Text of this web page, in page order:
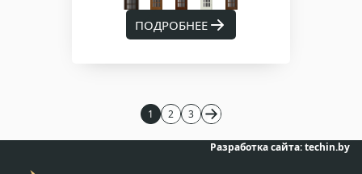
ПОДРОБНЕЕ
1 2 3
Разработка сайта:techin.by